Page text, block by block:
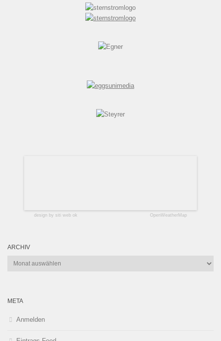
design by siti web ok OpenWeatherMap
ARCHIV
Archiv
META
Anmelden